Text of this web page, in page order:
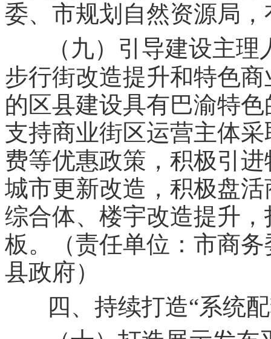
委、市规划自然资源局
（九）引导建设主
步行街改造提升和特色
的区县建设具有巴渝特色
支持商业街区运营主体
费等优惠政策，积极引
城市更新改造，积极盘
综合体、楼宇改造提升
板。（责任单位：市商
县政府）
四、持续打造“系统